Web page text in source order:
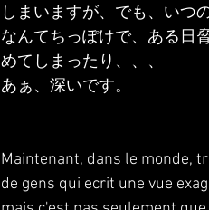
しまいますが、でも、いつ
なんてちっぽけで、ある日
めてしまったり、、、
あぁ、深いです。
Maintenant, dans le monde,
de gens qui ecrit une vue